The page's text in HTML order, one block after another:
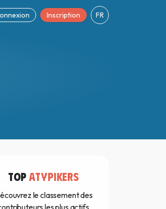
Inscription FR
TOP ATYPIKERS
le classement des
les plus actifs